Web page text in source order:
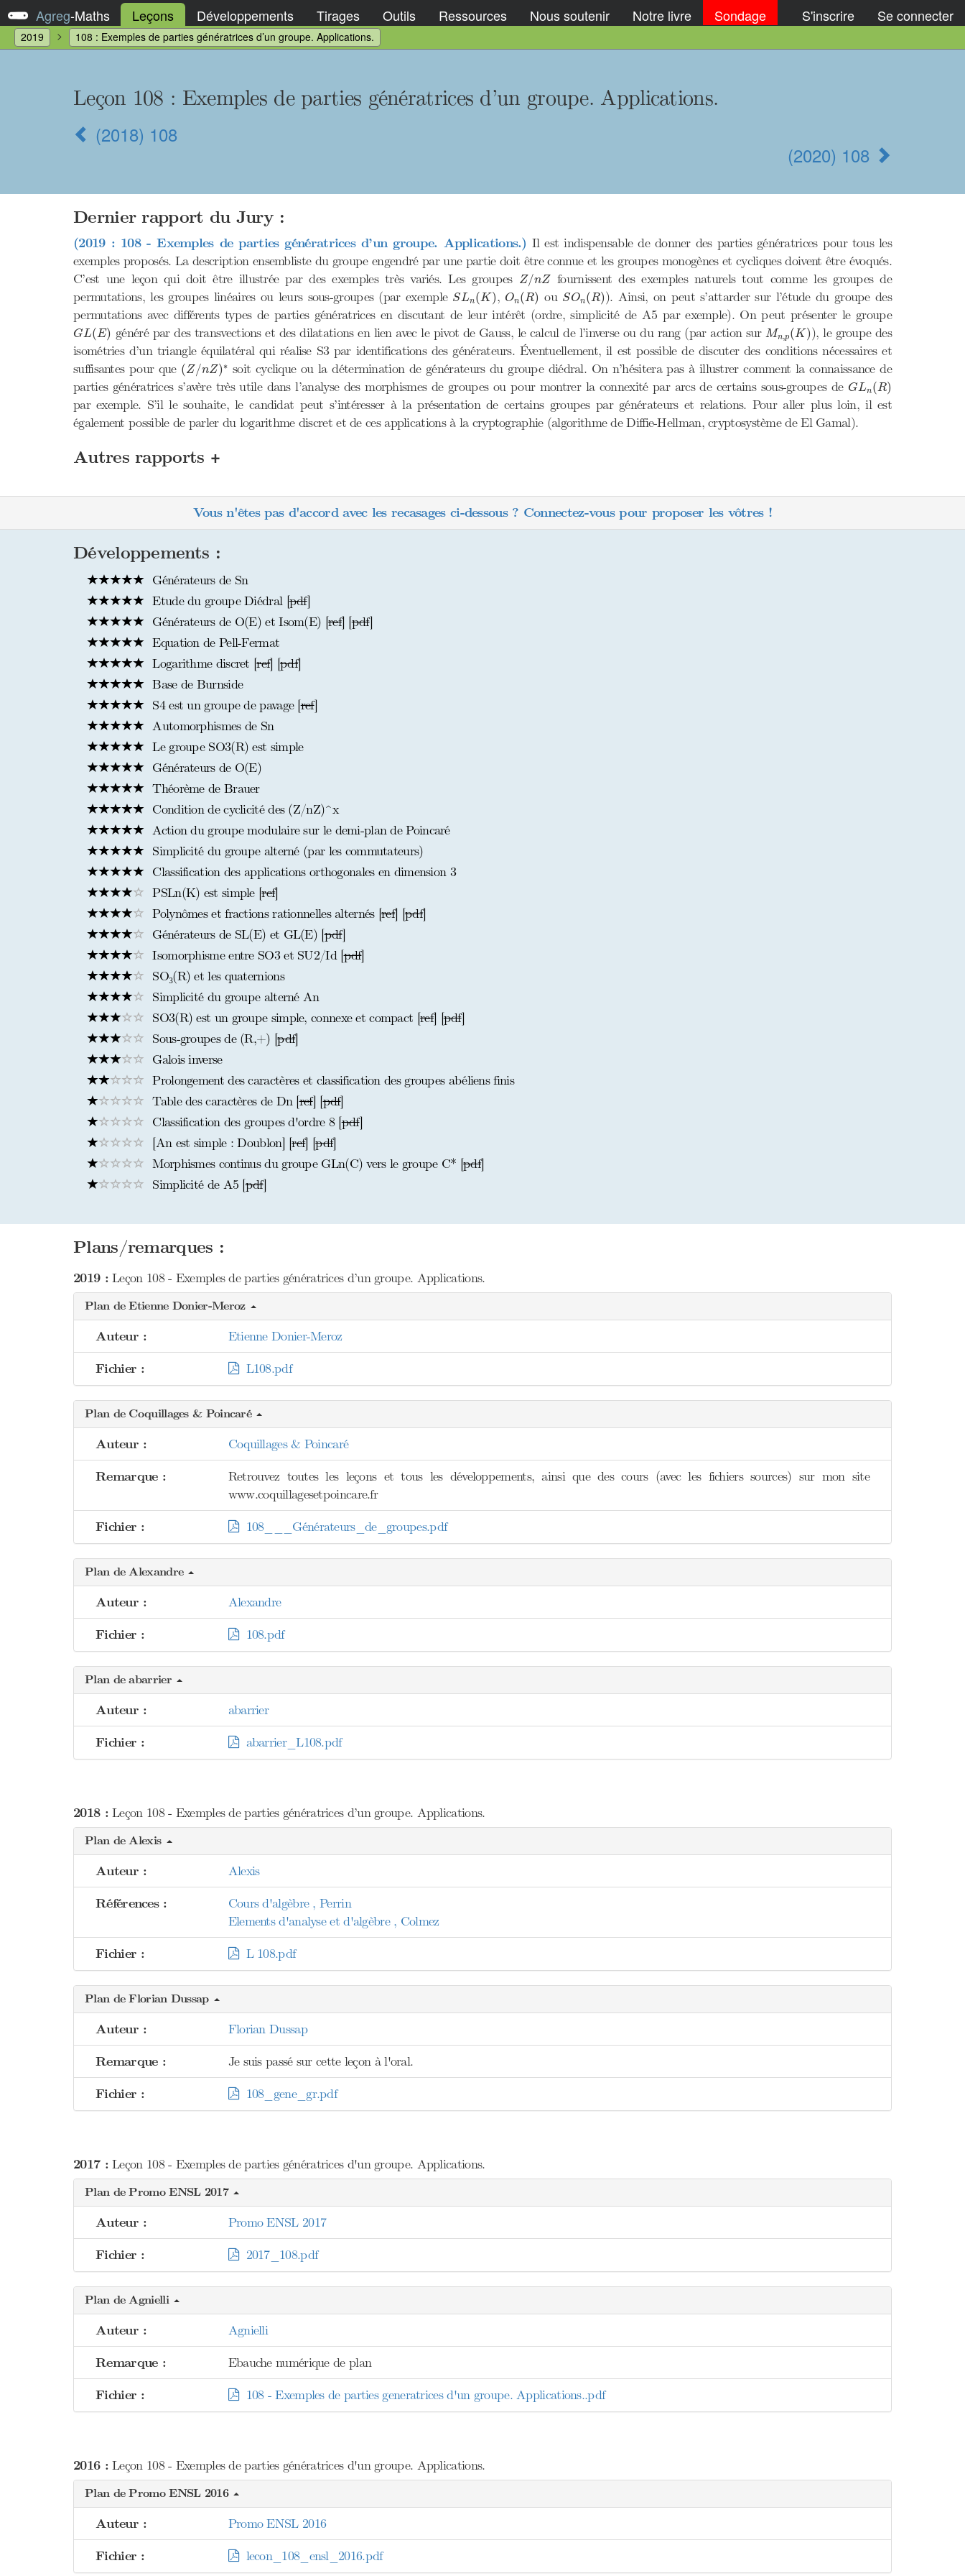
Agreg-Maths Leçons Développements Tirages Outils Ressources Nous soutenir Notre livre Sondage S'inscrire Se connecter
2019 108 : Exemples de parties génératrices d’un groupe. Applications.
Leçon 108 : Exemples de parties génératrices d’un groupe. Applications.
(2018) 108
(2020) 108
Dernier rapport du Jury :
(2019 : 108 - Exemples de parties génératrices d’un groupe. Applications.) Il est indispensable de donner des parties génératrices pour tous les
exemples proposés. La description ensembliste du groupe engendré par une partie doit être connue et les groupes monogènes et cycliques doivent être évoqués.
C’est une leçon qui doit être illustrée par des exemples très variés. Les groupes Z/nZ
Z/n Zfournissent des exemples naturels tout comme les groupes de
permutations, les groupes linéaires ou leurs sous-groupes (par exemple SLn(K)
SL ( K),On(R)
O n(R) ou SOn(R)
SOn ( R)). Ainsi, on peut s’attarder sur l’étude du groupe des
permutations avec différents types de parties génératrices en discutant de leur intérêt (ordre, simplicité de A5 par exemple). On peut présenter le groupe
GL(E)
GL ( E) généré par des transvections et des dilatations en lien avec le pivot de Gauss, le calcul de l’inverse ou du rang (par action surMn,p(K)
Mn p (K)), le groupe des
isométries d’un triangle équilatéral qui réalise S3 par identifications des générateurs. Éventuellement, il est possible de discuter des conditions nécessaires et
suffisantes pour que (Z/nZ) ∗
( Z/n Z)∗ soit cyclique ou la détermination de générateurs du groupe diédral. On n’hésitera pas à illustrer comment la connaissance de
parties génératrices s’avère très utile dans l’analyse des morphismes de groupes ou pour montrer la connexité par arcs de certains sous-groupes de GLn(R)
GL ( R)
par exemple. S’il le souhaite, le candidat peut s’intéresser à la présentation de certains groupes par générateurs et relations. Pour aller plus loin, il est
également possible de parler du logarithme discret et de ces applications à la cryptographie (algorithme de Diffie-Hellman, cryptosystème de El Gamal).
Autres rapports +
Vous n'êtes pas d'accord avec les recasages ci-dessous ? Connectez-vous pour proposer les vôtres !
Développements :
Générateurs de Sn
Etude du groupe Diédral [pdf]
Générateurs de O(E) et Isom(E) [ref] [pdf]
Equation de Pell-Fermat
Logarithme discret [ref] [pdf]
Base de Burnside
S4 est un groupe de pavage [ref]
Automorphismes de Sn
Le groupe SO3(R) est simple
Générateurs de O(E)
Théorème de Brauer
Condition de cyclicité des (Z/nZ)^x
Action du groupe modulaire sur le demi-plan de Poincaré
Simplicité du groupe alterné (par les commutateurs)
Classification des applications orthogonales en dimension 3
PSLn(K) est simple [ref]
Polynômes et fractions rationnelles alternés [ref] [pdf]
Générateurs de SL(E) et GL(E) [pdf]
Isomorphisme entre SO3 et SU2/Id [pdf]
SO₃(R) et les quaternions
Simplicité du groupe alterné An
SO3(R) est un groupe simple, connexe et compact [ref] [pdf]
Sous-groupes de (R,+) [pdf]
Galois inverse
Prolongement des caractères et classification des groupes abéliens finis
Table des caractères de Dn [ref] [pdf]
Classification des groupes d'ordre 8 [pdf]
[An est simple : Doublon] [ref] [pdf]
Morphismes continus du groupe GLn(C) vers le groupe C* [pdf]
Simplicité de A5 [pdf]
Plans/remarques :
2019 :Leçon 108 - Exemples de parties génératrices d’un groupe. Applications.
Plan de Etienne Donier-Meroz
Auteur : Etienne Donier-Meroz
Fichier : L108.pdf
Plan de Coquillages & Poincaré
Auteur : Coquillages & Poincaré
Remarque :
Retrouvez toutes les leçons et tous les développements, ainsi que des cours (avec les fichiers sources) sur mon site
www.coquillagesetpoincare.fr
Fichier : 108___Générateurs_de_groupes.pdf
Plan de Alexandre
Auteur : Alexandre
Fichier : 108.pdf
Plan de abarrier
Auteur : abarrier
Fichier : abarrier_L108.pdf
2018 :Leçon 108 - Exemples de parties génératrices d’un groupe. Applications.
Plan de Alexis
Auteur : Alexis
Références :
Cours d'algèbre , Perrin
Elements d'analyse et d'algèbre , Colmez
Fichier : L 108.pdf
Plan de Florian Dussap
Auteur : Florian Dussap
Remarque : Je suis passé sur cette leçon à l'oral.
Fichier : 108_gene_gr.pdf
2017 :Leçon 108 - Exemples de parties génératrices d'un groupe. Applications.
Plan de Promo ENSL 2017
Auteur : Promo ENSL 2017
Fichier : 2017_108.pdf
Plan de Agnielli
Auteur : Agnielli
Remarque : Ebauche numérique de plan
Fichier : 108 - Exemples de parties generatrices d'un groupe. Applications..pdf
2016 :Leçon 108 - Exemples de parties génératrices d'un groupe. Applications.
Plan de Promo ENSL 2016
Auteur : Promo ENSL 2016
Fichier : lecon_108_ensl_2016.pdf